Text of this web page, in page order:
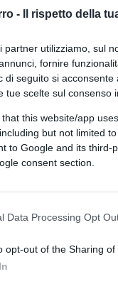
- Il rispetto della
partner utilizziamo, sul
fornire
di seguito si
tue scelte sul
that this website/app
but not limited
to Google and its
consent section.
Data Processing Opt
opt-out of the Sharing of
su Google
anche se al
Parlamento
ha dato il
il clima.
imparato a
di zuppe varie